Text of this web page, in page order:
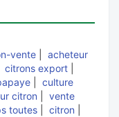
vente
acheteur
citrons export
culture
citron
vente
toutes citron